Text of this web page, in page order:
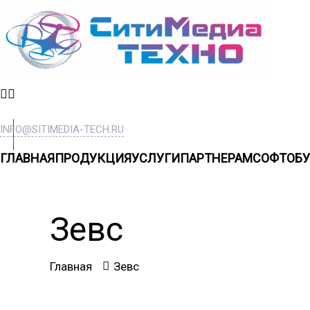
INFO@SITIMEDIA-TECH.RU
ГЛАВНАЯПРОДУКЦИЯУСЛУГИПАРТНЕРАМСОФТ
Зевс
Главная Зевс